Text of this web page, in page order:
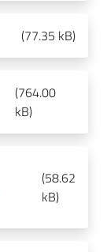
(77.35 kB)
(764.00
kB)
(58.62
kB)